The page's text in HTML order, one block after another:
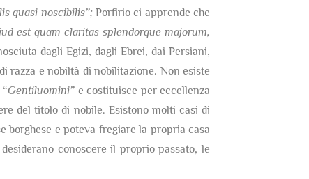
quasi noscibilis”; Porfirio ci apprende che
est quam claritas splendorque majorum,
dagli Egizi, dagli Ebrei, dai Persiani,
razza e nobiltà di nobilitazione. Non esiste
“Gentiluomini” e costituisce per eccellenza
del titolo di nobile. Esistono molti casi di
borghese e poteva fregiare la propria casa
conoscere il proprio passato, le